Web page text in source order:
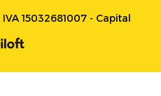
15032681007 - Capital